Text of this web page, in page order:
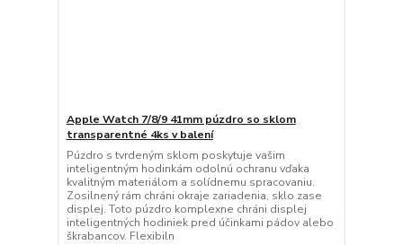
Apple Watch 7/8/9 41mm púzdro so sklom
transparentné 4ks v balení
Púzdro s tvrdeným sklom poskytuje vašim
inteligentným hodinkám odolnú ochranu vďaka
kvalitným materiálom a solídnemu spracovaniu.
Zosilnený rám chráni okraje zariadenia, sklo zase
displej. Toto púzdro komplexne chráni displej
inteligentných hodiniek pred účinkami pádov alebo
škrabancov. Flexibiln